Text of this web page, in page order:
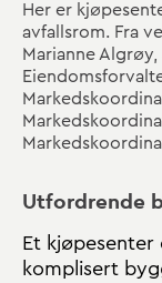
Her er
avfallsrom. Fra
Marianne
Utfordrende
Et
komplisert